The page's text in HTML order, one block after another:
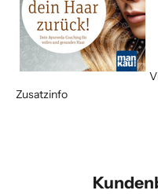
Zusatzinfo